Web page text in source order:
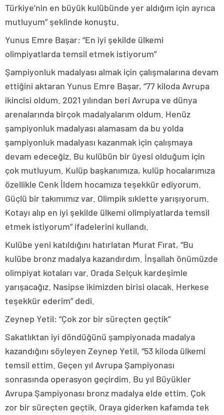
Türkiye’nin en büyük kulübünde yer aldığım için ayrıca
mutluyum” şeklinde konuştu.
Yunus Emre Başar: “En iyi şekilde ülkemi
olimpiyatlarda temsil etmek istiyorum”
Şampiyonluk madalyası almak için çalışmalarına devam
ettiğini aktaran Yunus Emre Başar, “77 kiloda Avrupa
ikincisi oldum. 2021 yılından beri Avrupa ve dünya
arenalarında birçok madalyalarım oldum. Henüz
şampiyonluk madalyası alamasam da bu yolda
şampiyonluk madalyası kazanmak için çalışmaya
devam edeceğiz. Bu kulübün bir üyesi olduğum için
çok mutluyum. Kulüp başkanımıza, kulüp hocalarımıza
özellikle Cenk İldem hocamıza teşekkür ediyorum.
Güçlü bir takımımız var. Olimpik sıklette yarışıyorum.
Kotayı alıp en iyi şekilde ülkemi olimpiyatlarda temsil
etmek istiyorum” ifadelerini kullandı.
Kulübe yeni katıldığını hatırlatan Murat Fırat, “Bu
kulübe bronz madalya kazandırdım. İnşallah önümüzde
olimpiyat kotaları var. Orada Selçuk kardeşimle
yarışacağız. Nasipse ikimizden birisi olacak. Herkese
teşekkür ederim” dedi.
Zeynep Yetil: “Çok zor bir süreçten geçtik”
Sakatlıktan iyi döndüğünü şampiyonada madalya
kazandığını söyleyen Zeynep Yetil, “53 kiloda ülkemi
temsil ettim. Geçen yıl Avrupa Şampiyonası
sonrasında operasyon geçirdim. Bu yıl Büyükler
Avrupa Şampiyonası bronz madalya elde ettim. Çok
zor bir süreçten geçtik. Oraya giderken kafamda tek